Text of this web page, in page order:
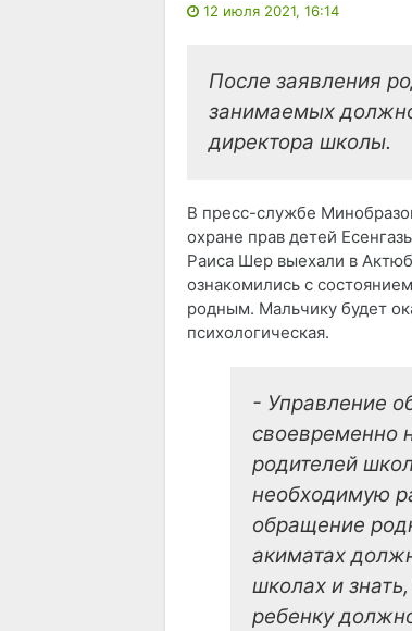
12 июля 2021, 16:14
После заявления
занимаемых
директора школы.
В пресс-службе
охране прав детей
Раиса Шер выехали в
ознакомились с
родным. Мальчику будет
психологическая.
- Управление
своевременно
родителей
необходимую
обращение
акиматах
школах и
ребенку